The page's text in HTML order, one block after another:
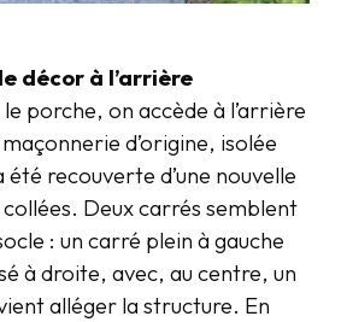
décor à l’arrière
porche, on accède à l’arrière
d’origine, isolée
été recouverte d’une nouvelle
Deux carrés semblent
: un carré plein à gauche
à droite, avec, au centre, un
alléger la structure. En